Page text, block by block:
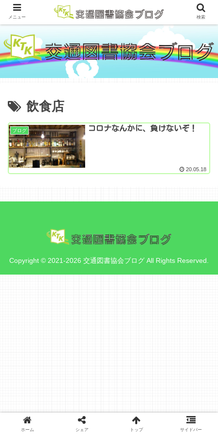
飲食店
ブログ コロナなんかに、負けないぞ！
20.05.18
Copyright © 2021-2026 交通図書協会ブログ All Rights Reserved.
メニュー 検索
ホーム シェア トップ サイドバー